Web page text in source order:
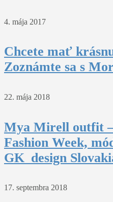
4. mája 2017
Chcete mať
Zoznámte sa s
22. mája 2018
Mya Mirell outfit
Fashion Week,
GK_design
17. septembra 2018